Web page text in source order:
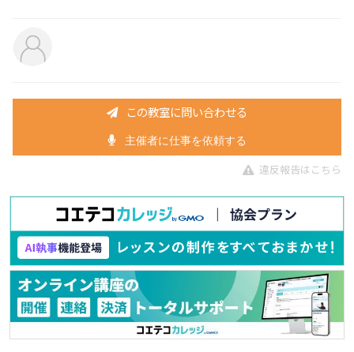
この教室に問い合わせる
主催者に仕事を依頼する
違反報告はこちら